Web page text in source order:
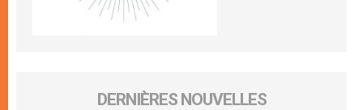
DERNIÈRES NOUVELLES